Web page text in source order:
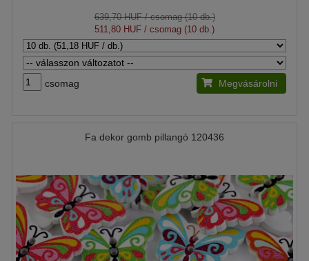
639,70 HUF/ csomag (10 db.)
511,80 HUF / csomag (10 db.)
csomag Megvásárolni
Fa dekor gomb pillangó 120436